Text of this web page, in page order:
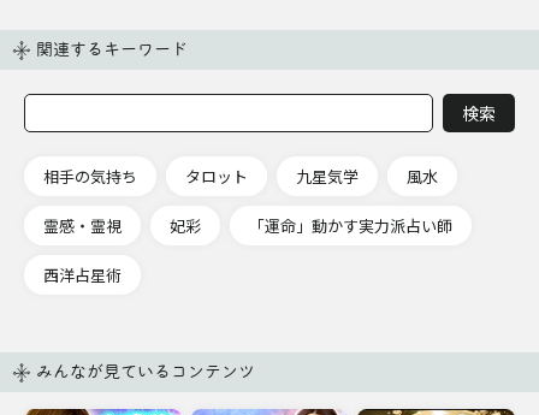
関連するキーワード
相手の気持ち タロット 九星気学 風水
霊感・霊視 妃彩 「運命」動かす実力派占い師
西洋占星術
みんなが見ているコンテンツ